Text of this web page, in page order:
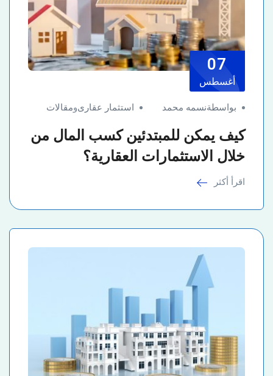
07
أغسطس
بواسطةنسمه محمد استثمار عقارىومقالات
كيف يمكن للمبتدئين كسب المال من
خلال الاستثمارات العقارية؟
اقرأ أكثر